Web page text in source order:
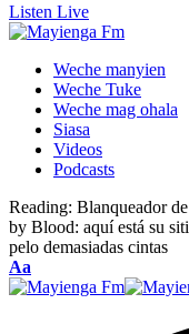
Listen Live
Weche manyien
Weche Tuke
Weche mag ohala
Siasa
Videos
Podcasts
Reading: Blanqueador
by Blood: aquí está su
pelo demasiadas cintas
Font
Resizer
Aa